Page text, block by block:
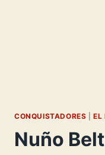
CONQUISTADORES |EL
Nuño